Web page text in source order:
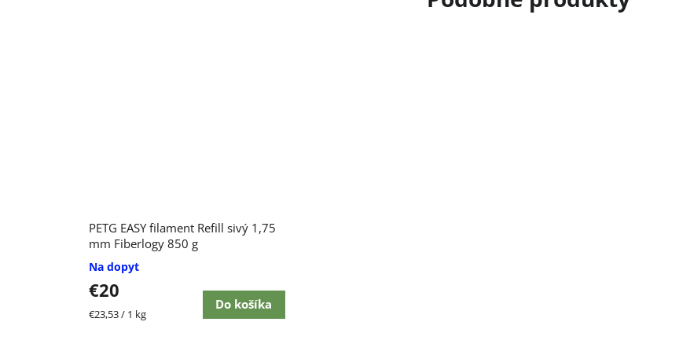
PETG EASY filament Refill sivý 1,75
mm Fiberlogy 850 g
Na dopyt
€20
Jednotková
€23,53 / 1 kg
Do košíka